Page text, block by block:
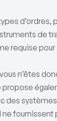
d’ordres,
de
requise
n’êtes
propose
des
fournissent